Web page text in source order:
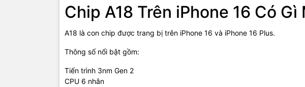
Chip A18 Trên iPhone 16 Có Gì
A18 là con chip được trang bị trên iPhone 16 và iPhone 16 Plus.
Thông số nổi bật gồm:
Tiến trình 3nm Gen 2
CPU 6 nhân